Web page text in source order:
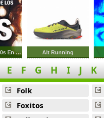
Exitos De Los 70s En Ingles Alt Running
E F G H I J K
Folk
Foxitos